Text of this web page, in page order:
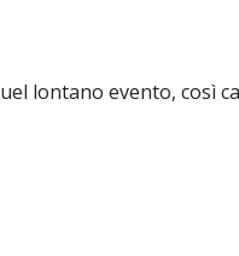
lontano evento, così